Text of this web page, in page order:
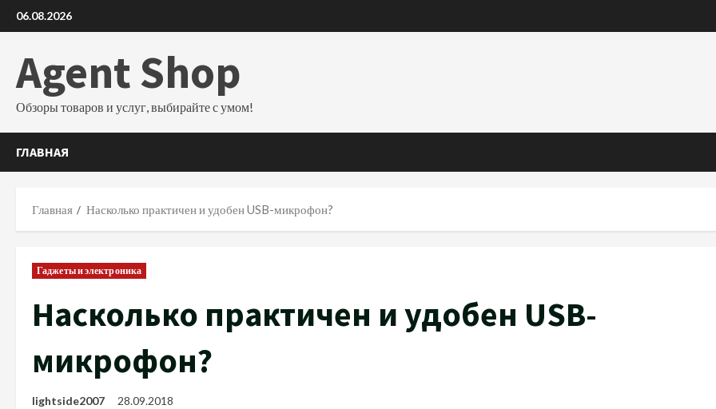
Перейти
к
06.08.2026
Agent Shop
Обзоры товаров и услуг, выбирайте с умом!
ГЛАВНАЯ
Главная Насколько практичен и удобен USB-микрофон?
Гаджеты и электроника
Насколько практичен и удобен USB-
микрофон?
lightside2007 28.09.2018